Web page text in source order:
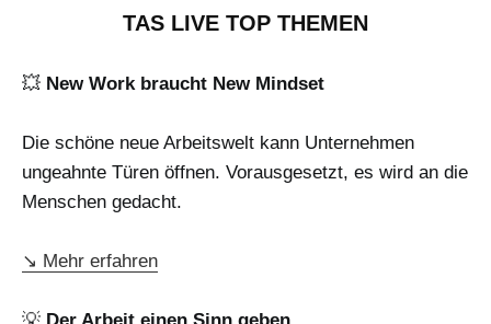
TAS LIVE TOP THEMEN
💥 New Work braucht New Mindset
Die schöne neue Arbeitswelt kann Unternehmen
ungeahnte Türen öffnen. Vorausgesetzt, es wird an die
Menschen gedacht.
↘ Mehr erfahren
💡 Der Arbeit einen Sinn geben